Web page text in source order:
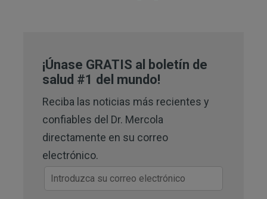
5 Journal of Agricultural and Food
Chemistry September 18, 2025,
Volume 73, Issue 39
¡Únase GRATIS al boletín de
salud #1 del mundo!
Reciba las noticias más recientes y
confiables del Dr. Mercola
directamente en su correo
electrónico.